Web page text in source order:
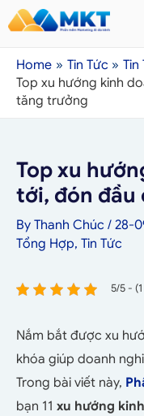
Home Tin Tức
Tin
Top xu hướng kinh
tăng trưởng
Top xu
tới, đón
By Thanh Chúc / 28-
Tổng Hợp, Tin Tức
5/5 -
Nắm bắt được xu
khóa giúp doanh
Trong bài viết này,
bạn 11 xu hướng